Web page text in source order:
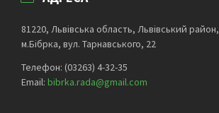
81220, Львівська область, Львівський район,
м.Бібрка, вул. Тарнавського, 22
Телефон: (03263) 4-32-35
Email: bibrka.rada@gmail.com